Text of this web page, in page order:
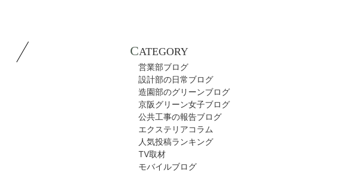
CATEGORY
営業部ブログ
設計部の日常ブログ
造園部のグリーンブログ
京阪グリーン女子ブログ
公共工事の報告ブログ
エクステリアコラム
人気投稿ランキング
TV取材
モバイルブログ